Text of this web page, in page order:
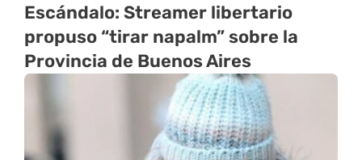
Escándalo: Streamer libertario
propuso “tirar napalm” sobre la
Provincia de Buenos Aires